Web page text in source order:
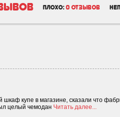
плохо: 0 отзывов
шкаф купе в магазине, сказали что
целый чемодан Читать далее...